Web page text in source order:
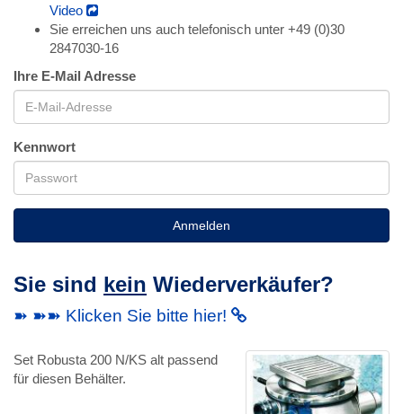
Video
Sie erreichen uns auch telefonisch unter +49 (0)30
2847030-16
Ihre E-Mail Adresse
Kennwort
Anmelden
Sie sind kein Wiederverkäufer?
➽ ➽➽ Klicken Sie bitte hier!
Set Robusta 200 N/KS alt passend
für diesen Behälter.